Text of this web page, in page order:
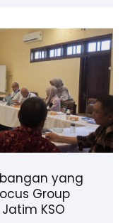
yang
Group
KSO